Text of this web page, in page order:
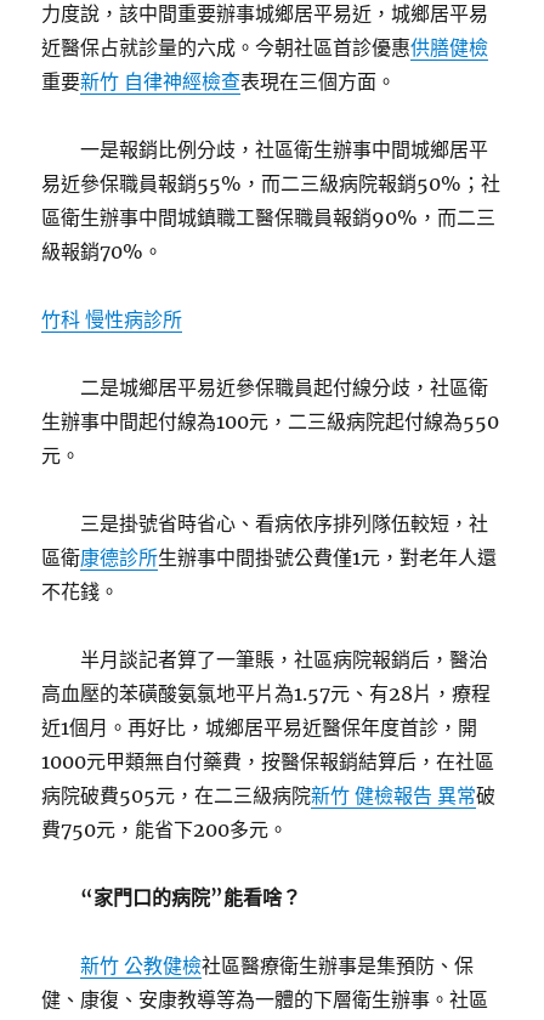
力度說，該中間重要辦事城鄉居平易近，城鄉居平易
近醫保占就診量的六成。今朝社區首診優惠供膳健檢
重要新竹 自律神經檢查表現在三個方面。
一是報銷比例分歧，社區衛生辦事中間城鄉居平
易近參保職員報銷55%，而二三級病院報銷50%；社
區衛生辦事中間城鎮職工醫保職員報銷90%，而二三
級報銷70%。
竹科 慢性病診所
二是城鄉居平易近參保職員起付線分歧，社區衛
生辦事中間起付線為100元，二三級病院起付線為550
元。
三是掛號省時省心、看病依序排列隊伍較短，社
區衛康德診所生辦事中間掛號公費僅1元，對老年人還
不花錢。
半月談記者算了一筆賬，社區病院報銷后，醫治
高血壓的苯磺酸氨氯地平片為1.57元、有28片，療程
近1個月。再好比，城鄉居平易近醫保年度首診，開
1000元甲類無自付藥費，按醫保報銷結算后，在社區
病院破費505元，在二三級病院新竹 健檢報告 異常破
費750元，能省下200多元。
“家門口的病院”能看啥？
新竹 公教健檢社區醫療衛生辦事是集預防、保
健、康復、安康教導等為一體的下層衛生辦事。社區